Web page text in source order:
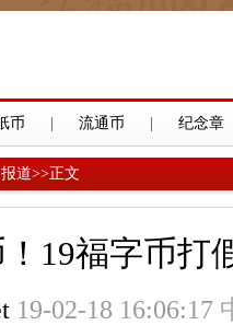
币 流通币 纪念章
道>>正文
19福字币打
19-02-18 16:06:17